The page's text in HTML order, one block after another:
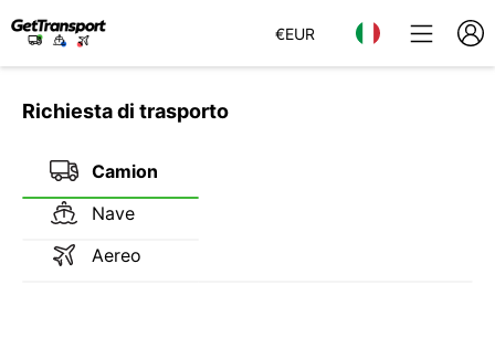
€EUR
Richiesta di trasporto
Camion
Nave
Aereo